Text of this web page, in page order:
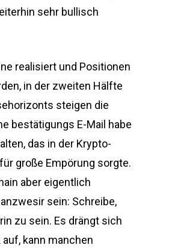
sehr bullisch
realisiert und Positionen
in der zweiten Hälfte
steigen die
bestätigungs E-Mail habe
das in der Krypto-
große Empörung sorgte.
aber eigentlich
sein: Schreibe,
zu sein. Es drängt sich
kann manchen